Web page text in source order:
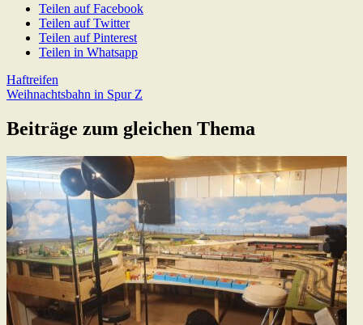
Teilen auf Facebook
Teilen auf Twitter
Teilen auf Pinterest
Teilen in Whatsapp
Beitragsnavigation
Previous
Post:
Haftreifen
Next
Weihnachtsbahn in Spur Z
Beiträge zum gleichen Thema